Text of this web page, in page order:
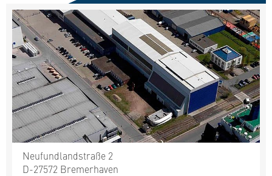
Neufundlandstraße 2
D-27572 Bremerhaven